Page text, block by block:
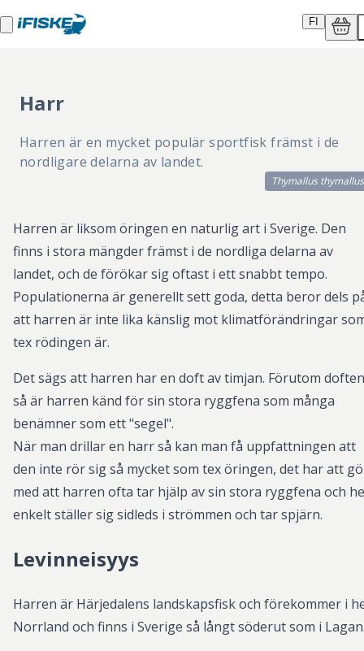
FI
Harr
Harren är en mycket populär sportfisk främst i de
nordligare delarna av landet.
Thymallus thymallus
Harren är liksom öringen en naturlig art i Sverige. Den
finns i stora mängder främst i de nordliga delarna av
landet, och de förökar sig oftast i ett snabbt tempo.
Populationerna är generellt sett goda, detta beror dels
att harren är inte lika känslig mot klimatförändringar
tex rödingen är.
Det sägs att harren har en doft av timjan. Förutom doften
så är harren känd för sin stora ryggfena som många
benämner som ett "segel".
När man drillar en harr så kan man få uppfattningen att
den inte rör sig så mycket som tex öringen, det har att
med att harren ofta tar hjälp av sin stora ryggfena och
enkelt ställer sig sidleds i strömmen och tar spjärn.
Levinneisyys
Harren är Härjedalens landskapsfisk och förekommer i
Norrland och finns i Sverige så långt söderut som i